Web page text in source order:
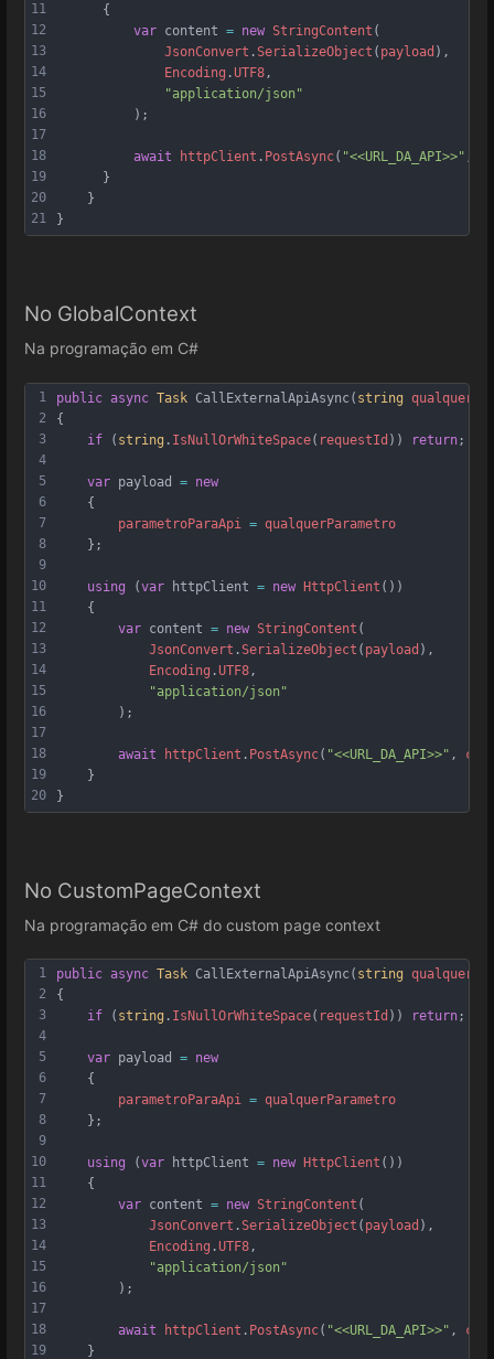
11
12
13
14
15
16
17
18
19
20
21
      {
var content = new StringContent (
JsonConvert .SerializeObject ( payload ),
Encoding .UTF8,
"application/json"
          );
await httpClient . PostAsync( "<<URL_DA_API>>" ,
      }
    }
}
No GlobalContext
Na programação em C#
1
2
3
4
5
6
7
8
9
10
11
12
13
14
15
16
17
18
19
20
public async Task CallExternalApiAsync( string
{
if ( string . IsNullOrWhiteSpace( requestId )) return ;
var payload = new
    {
parametroParaApi
= qualquerParametro
    };
using (var httpClient = new HttpClient ())
    {
var content = new StringContent (
JsonConvert .SerializeObject ( payload ),
Encoding .UTF8 ,
"application/json"
        );
await httpClient . PostAsync( "<<URL_DA_API>>" ,
    }
}
No CustomPageContext
Na programação em C# do custom page context
1
2
3
4
5
6
7
8
9
10
11
12
13
14
15
16
17
18
19
public async Task CallExternalApiAsync( string
{
if ( string . IsNullOrWhiteSpace( requestId )) return;
var payload = new
    {
parametroParaApi = qualquerParametro
    };
using (var httpClient = new HttpClient ())
    {
var content = new StringContent (
JsonConvert .SerializeObject ( payload ),
Encoding .UTF8,
"application/json"
        );
await httpClient . PostAsync( "<<URL_DA_API>>" ,
    }